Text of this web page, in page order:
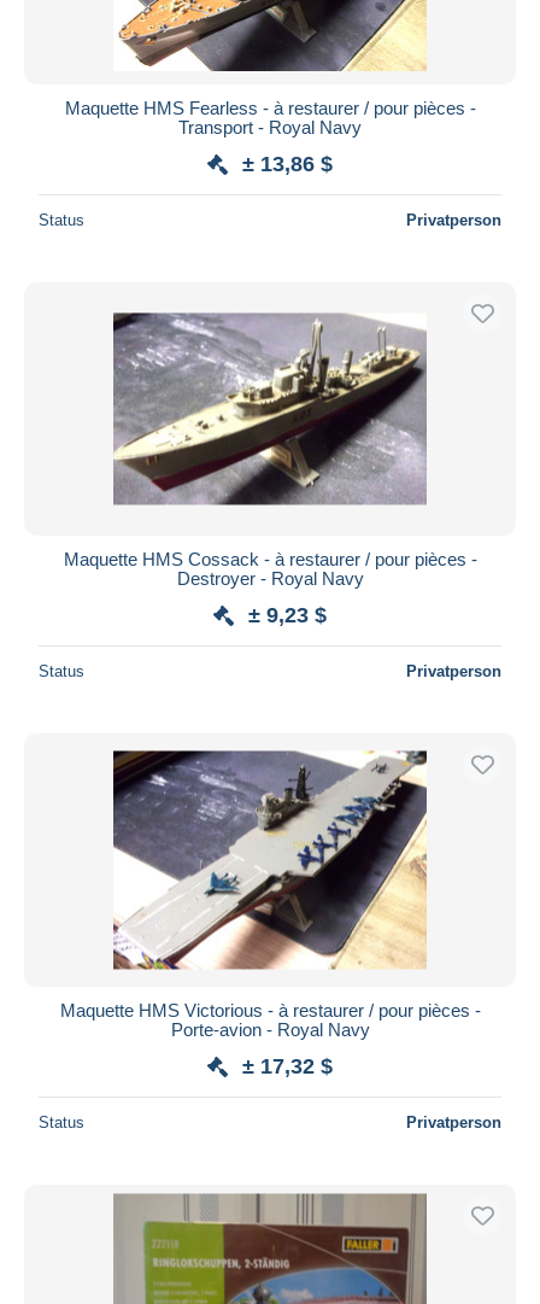
Maquette HMS Fearless - à restaurer / pour pièces -
Transport - Royal Navy
± 13,86 $
Status Privatperson
Maquette HMS Cossack - à restaurer / pour pièces -
Destroyer - Royal Navy
± 9,23 $
Status Privatperson
Maquette HMS Victorious - à restaurer / pour pièces -
Porte-avion - Royal Navy
± 17,32 $
Status Privatperson